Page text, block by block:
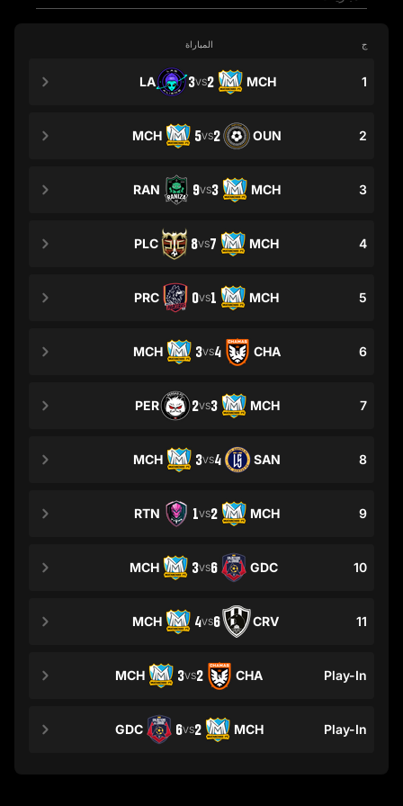
ج المباراة
1
MCH
2
VS
3
LA
2
OUN
2
VS
5
MCH
3
MCH
3
VS
9
RAN
4
MCH
7
VS
8
PLC
5
MCH
1
VS
0
PRC
6
CHA
4
VS
3
MCH
7
MCH
3
VS
2
PER
8
SAN
4
VS
3
MCH
9
MCH
2
VS
1
RTN
10
GDC
6
VS
3
MCH
11
CRV
6
VS
4
MCH
Play-In
CHA
2
VS
3
MCH
Play-In
MCH
2
VS
6
GDC